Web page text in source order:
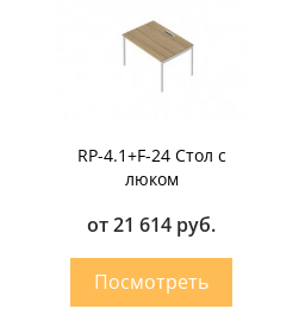
RP-4.1+F-24 Стол с
люком
от 21 614 руб.